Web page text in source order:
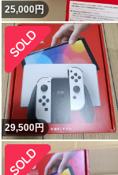
25,000円
29,500円